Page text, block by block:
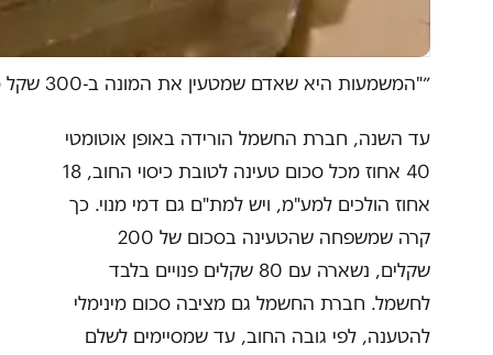
״"המשמעות היא שאדם שמטעין את המונה ב-300 שקל מקבל לרכישה שוטפת לפעמים רק מאה שקלים"
עד השנה, חברת החשמל הורידה באופן אוטומטי
40 אחוז מכל סכום טעינה לטובת כיסוי החוב, 18
אחוז הולכים למע"מ, ויש למת"ם גם דמי מנוי. כך
קרה שמשפחה שהטעינה בסכום של 200
שקלים, נשארה עם 80 שקלים פנויים בלבד
לחשמל. חברת החשמל גם מציבה סכום מינימלי
להטענה, לפי גובה החוב, עד שמסיימים לשלם